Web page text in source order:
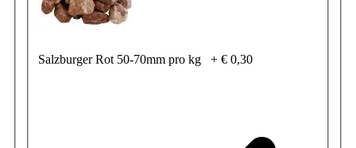
Salzburger Rot 50-70mm pro kg + € 0,30